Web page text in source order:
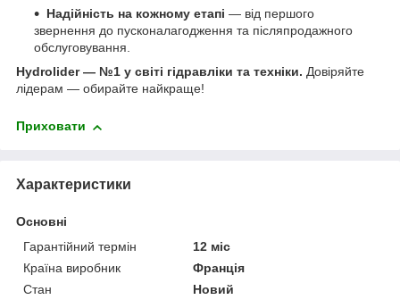
Надійність на кожному етапі — від першого
звернення до пусконалагодження та післяпродажного
обслуговування.
Hydrolider — №1 у світі гідравліки та техніки. Довіряйте
лідерам — обирайте найкраще!
Приховати
Характеристики
Основні
Гарантійний термін
12 міс
Країна виробник
Франція
Стан
Новий